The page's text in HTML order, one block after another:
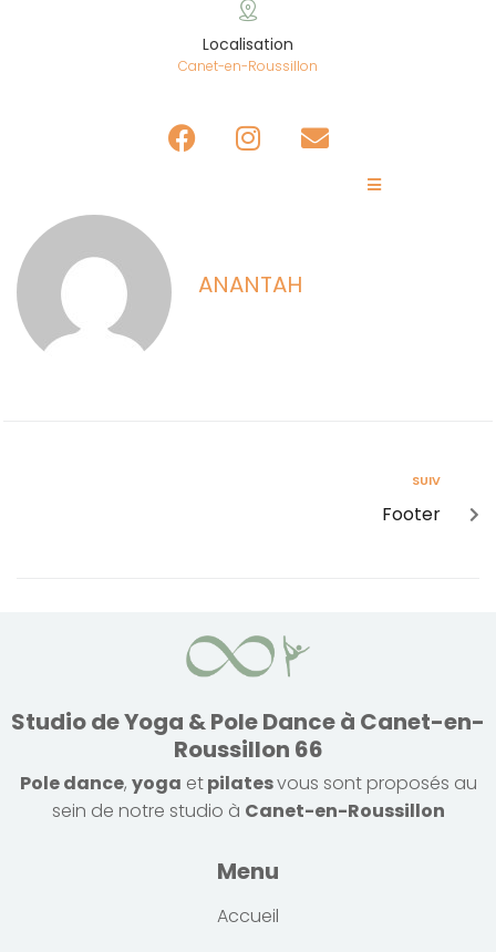
Localisation
Canet-en-Roussillon
ANANTAH
SUIV
Footer
Studio de Yoga & Pole Dance à Canet-en-
Roussillon 66
Pole dance, yoga etpilatesvous sont proposés au
sein de notre studio à Canet-en-Roussillon
Menu
Accueil